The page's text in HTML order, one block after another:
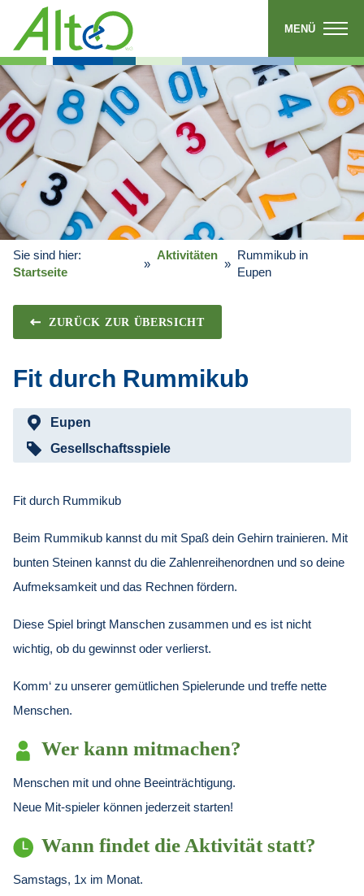
MENÜ
Sie sind hier:
Startseite
Aktivitäten
Rummikub in
Eupen
ZURÜCK ZUR ÜBERSICHT
Fit durch Rummikub
Eupen
Gesellschaftsspiele
Fit durch Rummikub
Beim Rummikub kannst du mit Spaß dein Gehirn trainieren. Mit
bunten Steinen kannst du die Zahlenreihenordnen und so deine
Aufmeksamkeit und das Rechnen fördern.
Diese Spiel bringt Manschen zusammen und es ist nicht
wichtig, ob du gewinnst oder verlierst.
Komm‘ zu unserer gemütlichen Spielerunde und treffe nette
Menschen.
Wer kann mitmachen?
Menschen mit und ohne Beeinträchtigung.
Neue Mit-spieler können jederzeit starten!
Wann findet die Aktivität statt?
Samstags, 1x im Monat.